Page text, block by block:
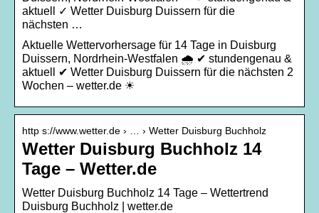
aktuell ✓ Wetter Duisburg Duissern für die
nächsten …
Aktuelle Wettervorhersage für 14 Tage in Duisburg
Duissern, Nordrhein-Westfalen 🌧️ ✔ stundengenau &
aktuell ✔ Wetter Duisburg Duissern für die nächsten 2
Wochen – wetter.de ☀
http s://www.wetter.de › … › Wetter Duisburg Buchholz
Wetter Duisburg Buchholz 14
Tage – Wetter.de
Wetter Duisburg Buchholz 14 Tage – Wettertrend
Duisburg Buchholz | wetter.de